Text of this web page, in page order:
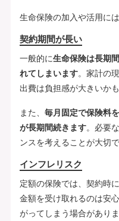
生命保険の加入や活用に
契約期間が長い
一般的に生命保険は長期
れてしまいます。家計の
出費は負担感が大きいか
また、 毎月固定で保険料
が長期間続きます。必要
ンスを考えることが大切で
インフレリスク
定額の保険では、契約時
金額を受け取れるのは安
がってしまう場合がありま